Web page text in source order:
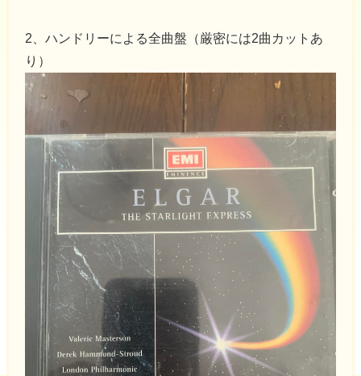
2、ハンドリーによる全曲盤（厳密には2曲カットあ
り）